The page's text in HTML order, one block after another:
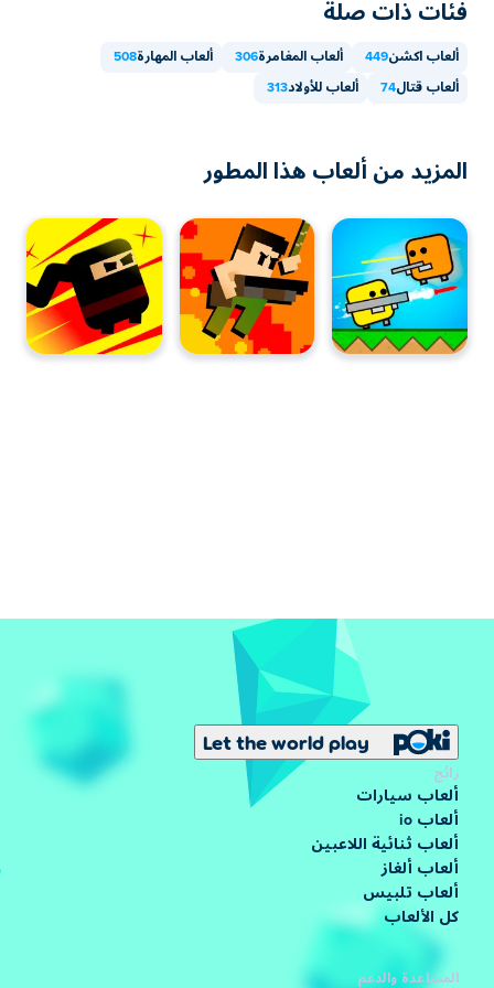
فئات ذات صلة
ألعاب اكشن449 ألعاب المغامرة306 ألعاب المهارة508
ألعاب قتال74 ألعاب للأولاد313
المزيد من ألعاب هذا المطور
Let the world play
رائج
ألعاب سيارات
ألعاب io
ألعاب ثنائية اللاعبين
ألعاب ألغاز
ألعاب تلبيس
كل الألعاب
المساعدة والدعم